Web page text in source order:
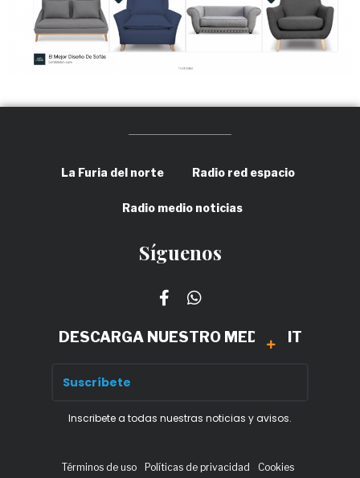
La Furia del norte Radio red espacio
Radio medio noticias
Síguenos
DESCARGA NUESTRO MEDIA KIT
Inscribete a todas nuestras noticias y avisos.
Términos de uso Políticas de privacidad Cookies